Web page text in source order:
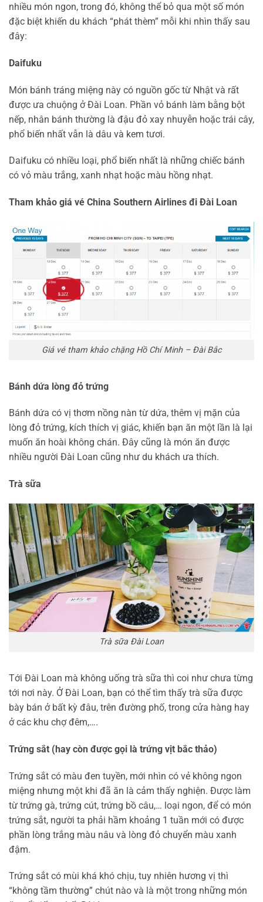
nhiều món ngon, trong đó, không thể bỏ qua một số món
đặc biệt khiến du khách “phát thèm” mỗi khi nhìn thấy sau
đây:
Daifuku
Món bánh tráng miệng này có nguồn gốc từ Nhật và rất
được ưa chuộng ở Đài Loan. Phần vỏ bánh làm bằng bột
nếp, nhân bánh thường là đậu đỏ xay nhuyễn hoặc trái cây,
phổ biến nhất vẫn là dâu và kem tươi.
Daifuku có nhiều loại, phổ biến nhất là những chiếc bánh
có vỏ màu trắng, xanh nhạt hoặc màu hồng nhạt.
Tham khảo giá vé China Southern Airlines đi Đài Loan
Giá vé tham khảo chặng Hồ Chí Minh – Đài Bắc
Bánh dứa lòng đỏ trứng
Bánh dứa có vị thơm nồng nàn từ dứa, thêm vị mặn của
lòng đỏ trứng, kích thích vị giác, khiến bạn ăn một lần là lại
muốn ăn hoài không chán. Đây cũng là món ăn được
nhiều người Đài Loan cũng như du khách ưa thích.
Trà sữa
Trà sữa Đài Loan
Tới Đài Loan mà không uống trà sữa thì coi như chưa từng
tới nơi này. Ở Đài Loan, bạn có thể tìm thấy trà sữa được
bày bán ở bất kỳ đâu, trên đường phố, trong cửa hàng hay
ở các khu chợ đêm,….
Trứng sắt (hay còn được gọi là trứng vịt bắc thảo)
Trứng sắt có màu đen tuyền, mới nhìn có vẻ không ngon
miệng nhưng một khi đã ăn là cảm thấy nghiện. Được làm
từ trứng gà, trứng cút, trứng bồ câu,… loại ngon, để có món
trứng sắt, người ta phải hầm khoảng 1 tuần mới có được
phần lòng trắng màu nâu và lòng đỏ chuyển màu xanh
đậm.
Trứng sắt có mùi khá khó chịu, tuy nhiên hương vị thì
“không tầm thường” chút nào và là một trong những món